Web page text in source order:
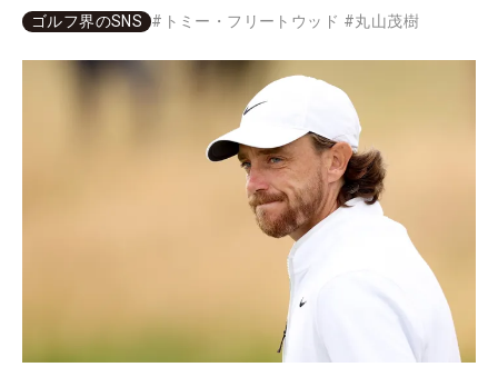
ゴルフ界のSNS # トミー・フリートウッド #丸山茂樹